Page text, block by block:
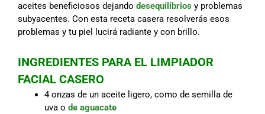
aceites beneficiosos dejando desequilibrios y problemas
subyacentes. Con esta receta casera resolverás esos
problemas y tu piel lucirá radiante y con brillo.
INGREDIENTES PARA EL LIMPIADOR
FACIAL CASERO
4 onzas de un aceite ligero, como de semilla de
uva o de aguacate